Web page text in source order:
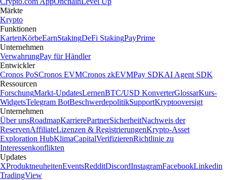
Märkte
Krypto
Funktionen
KartenKörbeEarnStakingDeFi StakingPayPrime
Unternehmen
VerwahrungPay für Händler
Entwickler
Cronos PoSCronos EVMCronos zkEVMPay SDKAI Agent SDK
Ressourcen
ForschungMarkt-UpdatesLernenBTC/USD KonverterGlossarKurs-
WidgetsTelegram BotBeschwerdepolitikSupportKryptooversigt
Unternehmen
Über unsRoadmapKarrierePartnerSicherheitNachweis der
ReservenAffiliateLizenzen & RegistrierungenKrypto-Asset
Exploration HubKlimaCapitalVerifizierenRichtlinie zu
Interessenkonflikten
Updates
XProduktneuheitenEventsRedditDiscordInstagramFacebookLinkedin
TradingView